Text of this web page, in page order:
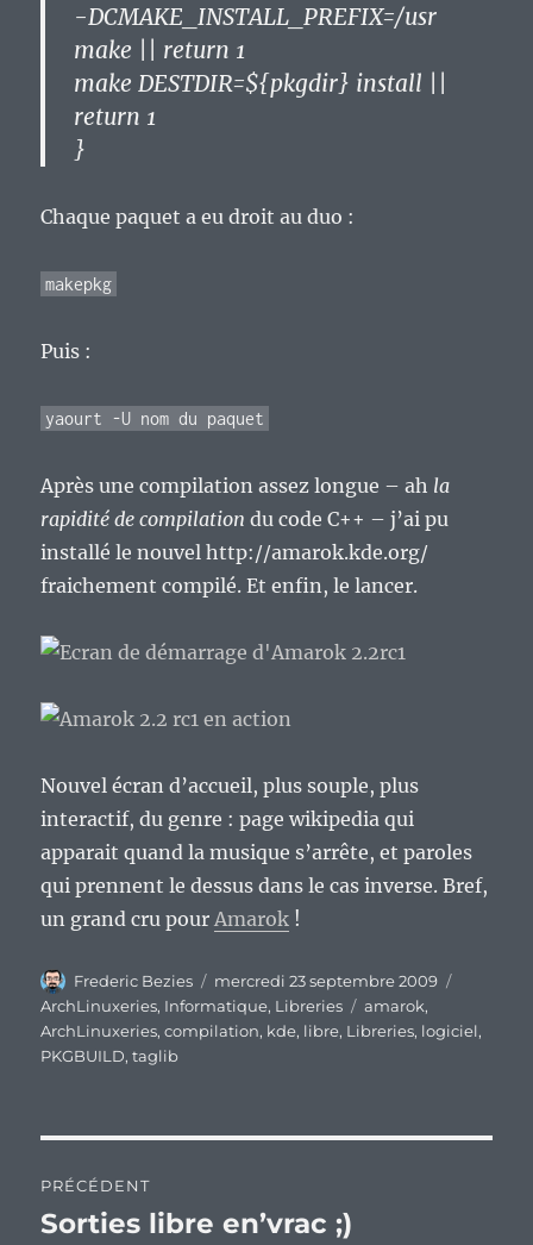
-DCMAKE_INSTALL_PREFIX=/usr
make || return 1
make DESTDIR=${pkgdir} install ||
return 1
}
Chaque paquet a eu droit au duo :
makepkg
Puis :
yaourt -U nom du paquet
Après une compilation assez longue – ah la
rapidité de compilation du code C++ – j’ai pu
installé le nouvel http://amarok.kde.org/
fraichement compilé. Et enfin, le lancer.
Nouvel écran d’accueil, plus souple, plus
interactif, du genre : page wikipedia qui
apparait quand la musique s’arrête, et paroles
qui prennent le dessus dans le cas inverse. Bref,
un grand cru pourAmarok !
Auteur
Frederic Bezies
Publié
le
mercredi 23 septembre 2009
ArchLinuxeries, Informatique, Libreries Étiquettes
amarok,
ArchLinuxeries,compilation, kde, libre, Libreries, logiciel,
PKGBUILD,taglib
de
PRÉCÉDENT
Publication
Sorties libre en’vrac ;)